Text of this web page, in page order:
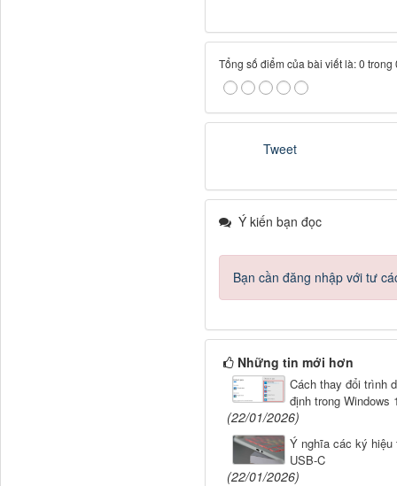
Tổng số điểm của bài viết là: 0 trong
Tweet
Ý kiến bạn đọc
Bạn cần đăng nhập với tư
Những tin mới hơn
Cách thay đổi trình
định trong Windows
(22/01/2026)
Ý nghĩa các ký hiệu
USB-C
(22/01/2026)